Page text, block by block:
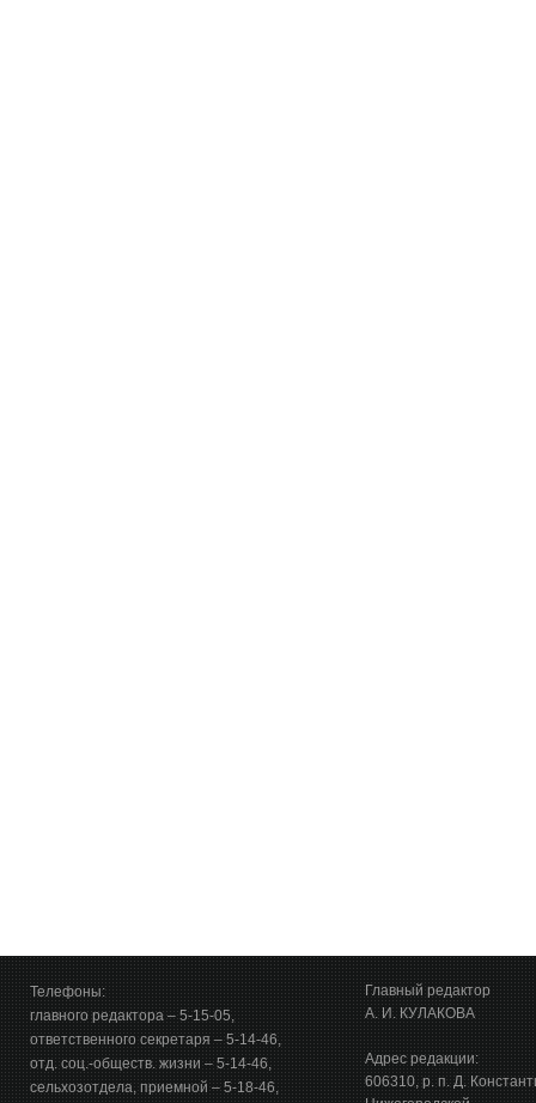
Телефоны:
главного редактора – 5-15-05,
ответственного секретаря – 5-14-46,
отд. соц.-обществ. жизни – 5-14-46,
сельхозотдела, приемной – 5-18-46,
Главный редактор
А. И. КУЛАКОВА
Адрес редакции:
606310, р. п. Д.